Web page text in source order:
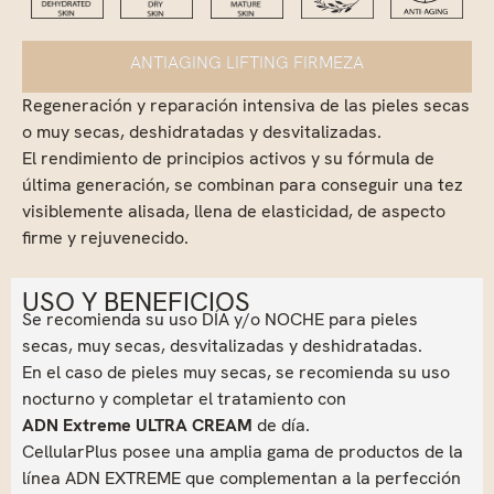
ANTIAGING LIFTING FIRMEZA
Regeneración y reparación intensiva de las pieles secas
o muy secas, deshidratadas y desvitalizadas.
El rendimiento de principios activos y su fórmula de
última generación, se combinan para conseguir una tez
visiblemente alisada, llena de elasticidad, de aspecto
firme y rejuvenecido.
USO Y BENEFICIOS
Se recomienda su uso DÍA y/o NOCHE para pieles
secas, muy secas, desvitalizadas y deshidratadas.
En el caso de pieles muy secas, se recomienda su uso
nocturno y completar el tratamiento con
ADN Extreme ULTRA CREAM de día.
CellularPlus posee una amplia gama de productos de la
línea ADN EXTREME que complementan a la perfección